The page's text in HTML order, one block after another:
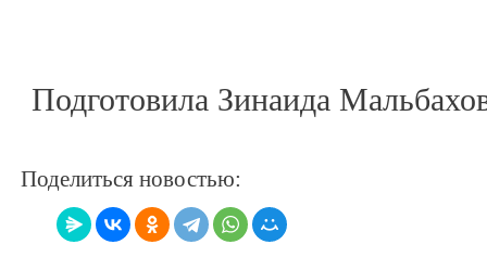
Подготовила Зинаида
Поделиться новостью: